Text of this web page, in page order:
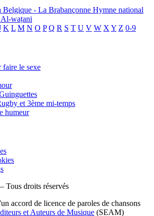
Belgique - La Brabançonne Hymne national
waṭani
K L M N O P Q R S T U V W X Y Z 0-9
faire le sexe
et 3ème mi-temps
humeur
droits réservés
accord de licence de paroles de chansons
et Auteurs de Musique (SEAM)